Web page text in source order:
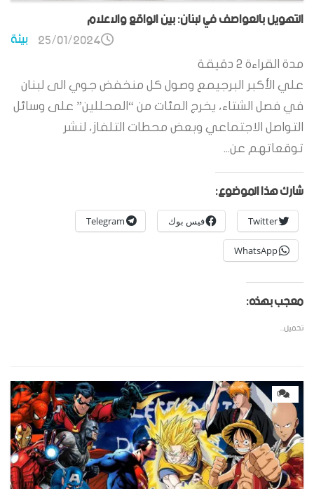
التهويل بالعواصف في لبنان: بين الواقع والاعلام
بيئة 25/01/2024
مدة القراءة 2 دقيقة
علي الأكبر البرجيمع وصول كل منخفض جوي الى لبنان
في فصل الشتاء، يخرج المئات من “المحللين” على وسائل
التواصل الاجتماعي وبعض محطات التلفاز، لنشر
توقعاتهم عن...
شارك هذا الموضوع:
Twitter فيس بوك Telegram
WhatsApp
معجب بهذه:
تحميل...
0